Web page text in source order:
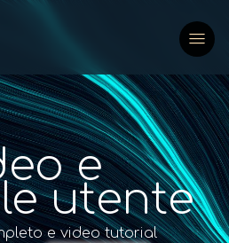
e
utente
e video tutorial